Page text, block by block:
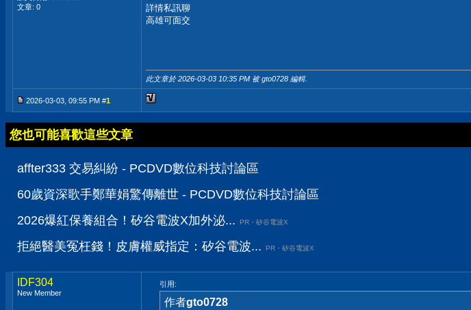
文章: 0
詳情私訊聊
高雄可面交
此文章於 2026-03-03 10:35 PM 被 gto0728 編輯.
2026-03-03, 09:55 PM #1
您也可能喜歡這些文章
affter333 交易糾紛 - PCDVD數位科技討論區
60歲資深歌手鄭華娟驚傳離世 - PCDVD數位科技討論區
2026爆紅保養組合！矽谷電波X加外泌...
PR・矽谷電波X
拒絕醫美冤枉錢！皮膚權威指定：矽谷電波... PR・矽谷電波X
IDF304
New Member
引用:
作者gto0728